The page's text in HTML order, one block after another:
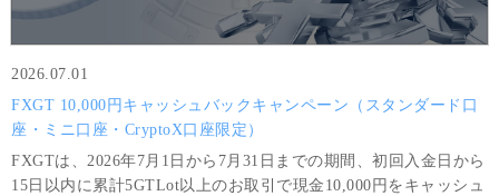
2026.07.01
FXGT 10,000円キャッシュバックキャンペーン（スタンダード口
座・ミニ口座・CryptoX口座限定）
FXGTは、2026年7月1日から7月31日までの期間、初回入金日から
15日以内に累計5GTLot以上のお取引で現金10,000円をキャッシュ